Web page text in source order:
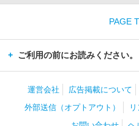
PAGE
ご利用の前にお読みください。
運営会社 広告掲載について
外部送信（オプトアウト）